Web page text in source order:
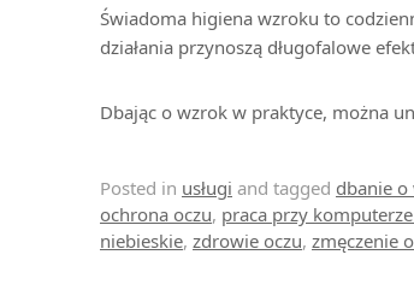
Świadoma higiena wzroku to
działania przynoszą długofalowe
Dbając o wzrok w praktyce, można
Posted in usługi and tagged dbanie
ochrona oczu, praca przy
niebieskie, zdrowie oczu, zmęczenie